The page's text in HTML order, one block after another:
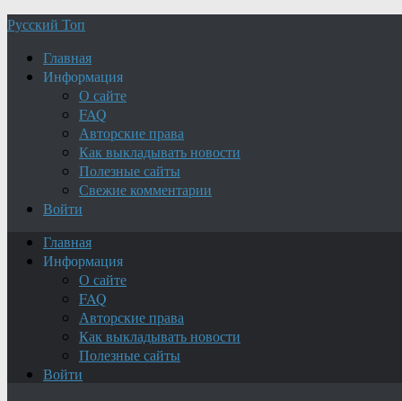
Русский Топ
Главная
Информация
О сайте
FAQ
Авторские права
Как выкладывать новости
Полезные сайты
Свежие комментарии
Войти
Главная
Информация
О сайте
FAQ
Авторские права
Как выкладывать новости
Полезные сайты
Войти